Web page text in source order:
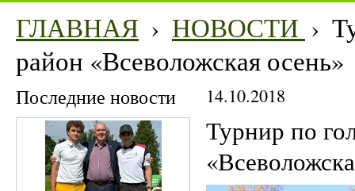
ГЛАВНАЯ › НОВОСТИ ›
район «Всеволожская осень»
Последние новости 14.10.2018
Турнир по